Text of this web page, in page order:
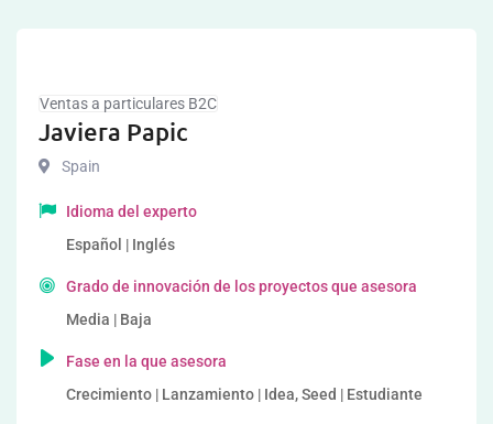
Ventas a particulares B2C
Javiera Papic
Spain
Idioma del experto
Español | Inglés
Grado de innovación de los proyectos que asesora
Media | Baja
Fase en la que asesora
Crecimiento | Lanzamiento | Idea, Seed | Estudiante